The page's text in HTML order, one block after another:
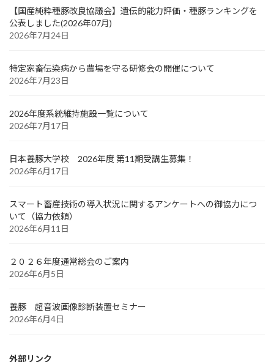
【国産純粋種豚改良協議会】遺伝的能力評価・種豚ランキングを
公表しました(2026年07月)
2026年7月24日
特定家畜伝染病から農場を守る研修会の開催について
2026年7月23日
2026年度系統維持施設一覧について
2026年7月17日
日本養豚大学校 2026年度 第11期受講生募集！
2026年6月17日
スマート畜産技術の導入状況に関するアンケートへの御協力につ
いて（協力依頼）
2026年6月11日
２０２６年度通常総会のご案内
2026年6月5日
養豚 超音波画像診断装置セミナー
2026年6月4日
外部リンク